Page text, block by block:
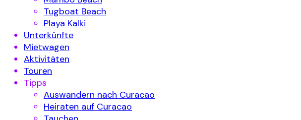
Tugboat Beach
Playa Kalki
Unterkünfte
Mietwagen
Aktivitäten
Touren
Tipps
Auswandern nach Curacao
Heiraten auf Curacao